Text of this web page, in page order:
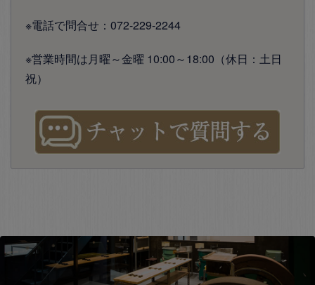
※電話で問合せ：072-229-2244
※営業時間は月曜～金曜 10:00～18:00（休日：土日
祝）